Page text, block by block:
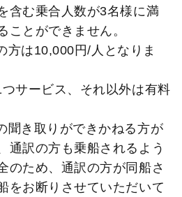
含む乗合人数が3名様に満
ことができません。
は10,000円/人となりま
サービス、それ以外は有料
聞き取りができかねる方が
通訳の方も乗船されるよう
のため、通訳の方が同船さ
をお断りさせていただいて